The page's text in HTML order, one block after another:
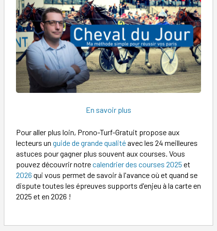
En savoir plus
Pour aller plus loin, Prono-Turf-Gratuit propose aux
lecteurs un guide de grande qualitéavec les 24 meilleures
astuces pour gagner plus souvent aux courses. Vous
pouvez découvrir notrecalendrier des courses 2025 et
2026 qui vous permet de savoir à l'avance où et quand se
dispute toutes les épreuves supports d'enjeu à la carte en
2025 et en 2026 !